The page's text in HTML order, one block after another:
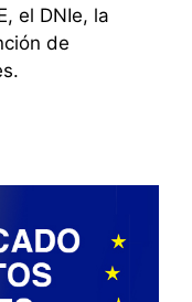
el DNIe, la
de